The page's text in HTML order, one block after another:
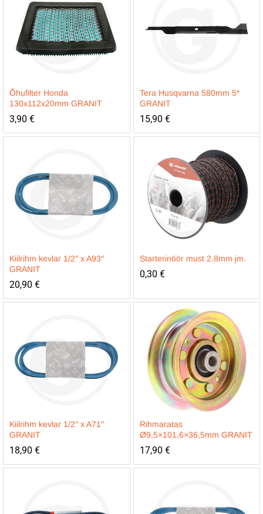
Õhufilter Honda
130x112x20mm GRANIT
3,90 €
Tera Husqvarna 580mm 5*
GRANIT
15,90 €
Kiilrihm kevlar 1/2″ x A93″
GRANIT
20,90 €
Starterinöör must 2.8mm jm.
0,30 €
Kiilrihm kevlar 1/2″ x A71″
GRANIT
18,90 €
Rihmaratas
Ø9,5×101,6×36,5mm GRANIT
17,90 €